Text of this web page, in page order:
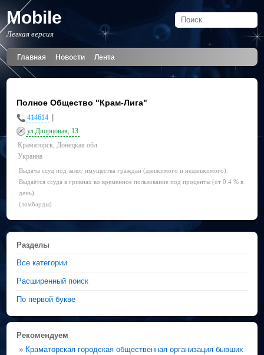
Mobile
Легкая версия
Главная Новости Лента
Полное Общество "Крам-Лига"
414614
ул.Дворцовая, 13
Краматорск, Донецкая обл.
Украина
Выдача ссуд под залог имущества граждан (движимого и недвижимого).
Выдаётся ссуда в гривнах во временное пользование под проценты (от 0.4 % в
день).
(ломбарды)
Разделы
Все категории
Расширенный поиск
По первой букве
Рекомендуем
» Краматорская городская общественная организация бывших